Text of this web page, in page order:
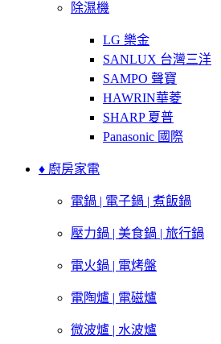
除濕機
LG 樂金
SANLUX 台灣三洋
SAMPO 聲寶
HAWRIN華菱
SHARP 夏普
Panasonic 國際
♦ 廚房家電
電鍋 | 電子鍋 | 煮飯鍋
壓力鍋 | 美食鍋 | 旅行鍋
電火鍋 | 電烤盤
電陶爐 | 電磁爐
微波爐 | 水波爐